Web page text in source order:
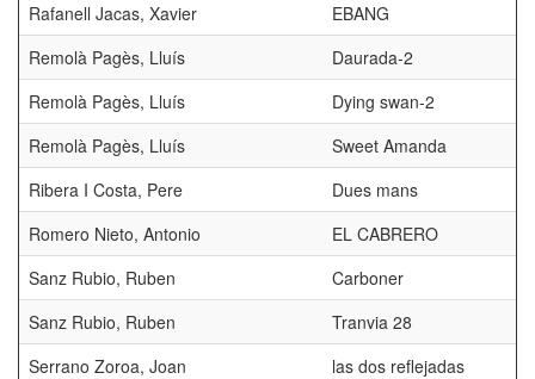
Rafanell Jacas, Xavier
EBANG
Remolà Pagès, Lluís
Daurada-2
Remolà Pagès, Lluís
Dying swan-2
Remolà Pagès, Lluís
Sweet Amanda
Ribera I Costa, Pere
Dues mans
Romero Nieto, Antonio
EL CABRERO
Sanz Rubio, Ruben
Carboner
Sanz Rubio, Ruben
Tranvia 28
Serrano Zoroa, Joan
las dos reflejadas